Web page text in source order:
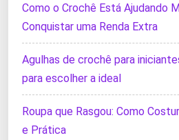
Como o Crochê Está Ajudando
Conquistar uma Renda Extra
Agulhas de crochê para
para escolher a ideal
Roupa que Rasgou: Como
e Prática